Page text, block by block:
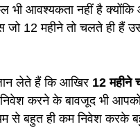
भी आवश्यकता नहीं है
जो 12 महीने तो चलते ही हैं
लेते हैं कि आखिर 12 महीने
करने के बावजूद भी
से बहुत ही कम निवेश करके